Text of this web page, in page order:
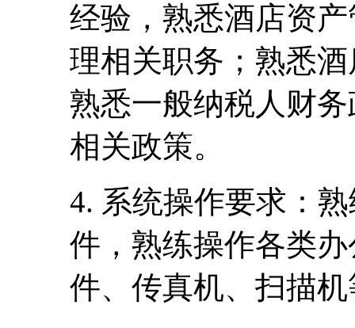
经验，熟悉酒店资
理相关职务；熟悉
熟悉一般纳税人财
相关政策。
4. 系统操作要求：
件，熟练操作各类
件、传真机、扫描